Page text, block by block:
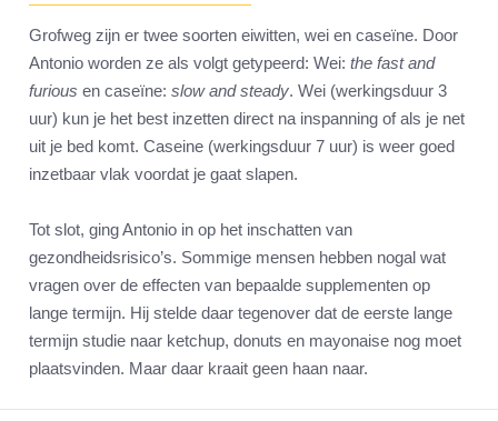
Grofweg zijn er twee soorten eiwitten, wei en caseïne. Door
Antonio worden ze als volgt getypeerd: Wei: the fast and
furious en caseïne: slow and steady. Wei (werkingsduur 3
uur) kun je het best inzetten direct na inspanning of als je net
uit je bed komt. Caseine (werkingsduur 7 uur) is weer goed
inzetbaar vlak voordat je gaat slapen.
Tot slot, ging Antonio in op het inschatten van
gezondheidsrisico’s. Sommige mensen hebben nogal wat
vragen over de effecten van bepaalde supplementen op
lange termijn. Hij stelde daar tegenover dat de eerste lange
termijn studie naar ketchup, donuts en mayonaise nog moet
plaatsvinden. Maar daar kraait geen haan naar.